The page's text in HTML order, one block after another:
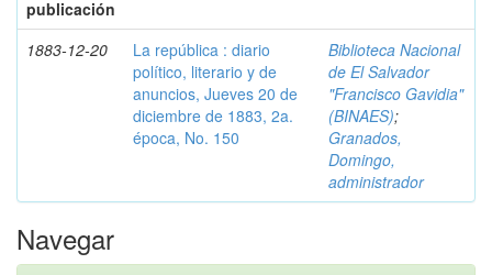
publicación
1883-12-20
La república : diario
político, literario y de
anuncios, Jueves 20 de
diciembre de 1883, 2a.
época, No. 150
Biblioteca Nacional
de El Salvador
"Francisco Gavidia"
(BINAES);
Granados,
Domingo,
administrador
Navegar